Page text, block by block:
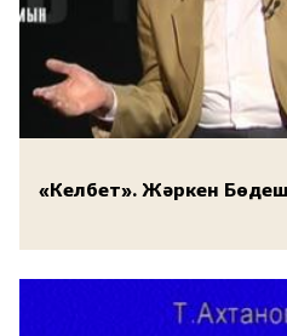
«Келбет». Жәркен